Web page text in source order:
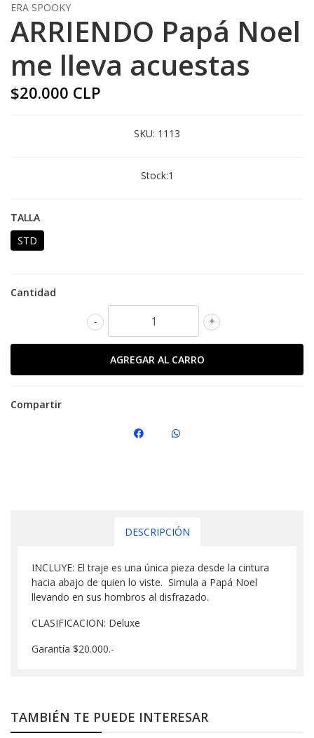
ERA SPOOKY
ARRIENDO Papá Noel
me lleva acuestas
$20.000 CLP
SKU: 1113
Stock:1
TALLA
STD
Cantidad
+
-
Compartir
DESCRIPCIÓN
INCLUYE: El traje es una única pieza desde la cintura
hacia abajo de quien lo viste. Simula a Papá Noel
llevando en sus hombros al disfrazado.
CLASIFICACION: Deluxe
Garantía $20.000.-
TAMBIÉN TE PUEDE INTERESAR